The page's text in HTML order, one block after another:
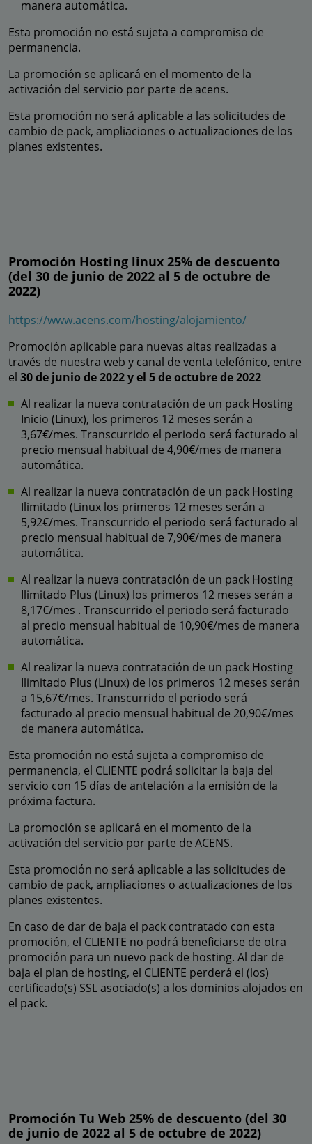
manera automática.
Esta promoción no está sujeta a compromiso de
permanencia.
La promoción se aplicará en el momento de la
activación del servicio por parte de acens.
Esta promoción no será aplicable a las solicitudes de
cambio de pack, ampliaciones o actualizaciones de los
planes existentes.
Promoción Hosting linux 25% de descuento
(del 30 de junio de 2022 al 5 de octubre de
2022)
https://www.acens.com/hosting/alojamiento/
Promoción aplicable para nuevas altas realizadas a
través de nuestra web y canal de venta telefónico, entre
el 30 de junio de 2022 y el 5 de octubre de 2022
Al realizar la nueva contratación de un pack Hosting
Inicio (Linux), los primeros 12 meses serán a
3,67€/mes. Transcurrido el periodo será facturado al
precio mensual habitual de 4,90€/mes de manera
automática.
Al realizar la nueva contratación de un pack Hosting
Ilimitado (Linux los primeros 12 meses serán a
5,92€/mes. Transcurrido el periodo será facturado al
precio mensual habitual de 7,90€/mes de manera
automática.
Al realizar la nueva contratación de un pack Hosting
Ilimitado Plus (Linux) los primeros 12 meses serán a
8,17€/mes . Transcurrido el periodo será facturado
al precio mensual habitual de 10,90€/mes de manera
automática.
Al realizar la nueva contratación de un pack Hosting
Ilimitado Plus (Linux) de los primeros 12 meses serán
a 15,67€/mes. Transcurrido el periodo será
facturado al precio mensual habitual de 20,90€/mes
de manera automática.
Esta promoción no está sujeta a compromiso de
permanencia, el CLIENTE podrá solicitar la baja del
servicio con 15 días de antelación a la emisión de la
próxima factura.
La promoción se aplicará en el momento de la
activación del servicio por parte de ACENS.
Esta promoción no será aplicable a las solicitudes de
cambio de pack, ampliaciones o actualizaciones de los
planes existentes.
En caso de dar de baja el pack contratado con esta
promoción, el CLIENTE no podrá beneficiarse de otra
promoción para un nuevo pack de hosting. Al dar de
baja el plan de hosting, el CLIENTE perderá el (los)
certificado(s) SSL asociado(s) a los dominios alojados en
el pack.
Promoción Tu Web 25% de descuento (del 30
de junio de 2022 al 5 de octubre de 2022)